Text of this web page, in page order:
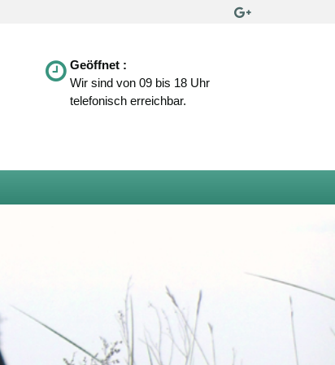
Geöffnet :
Wir sind von 09 bis 18 Uhr
telefonisch erreichbar.